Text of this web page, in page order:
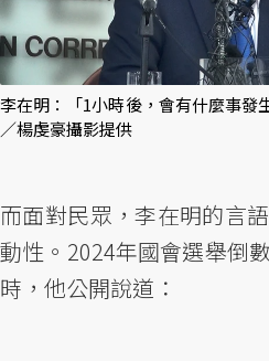
李在明：「1小時後，會有什麼事發
／楊虔豪攝影提供
而面對民眾，李在明的言
動性。2024年國會選舉倒
時，他公開說道：